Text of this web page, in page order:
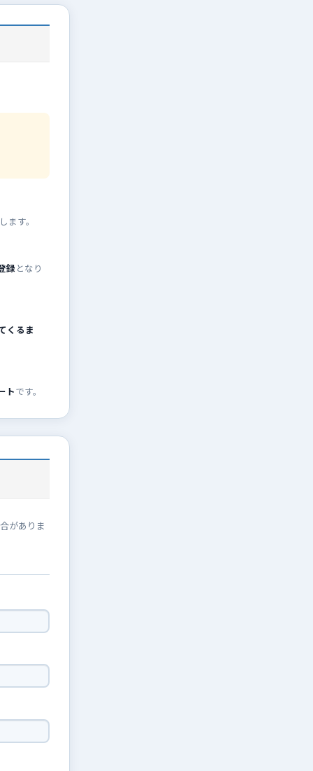
ます。
録 となり
くるま
トです。
がありま